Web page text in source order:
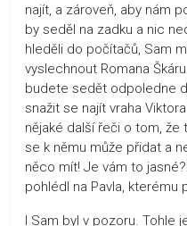
najít, a zároveň, aby nám
by seděl na zadku a nic
hleděli do počítačů, Sam
vyslechnout Romana
budete sedět odpoledne
snažit se najít vraha
nějaké další řeči o tom, že
se k němu může přidat a
něco mít! Je vám to
pohlédl na Pavla, kterému
I Sam byl v pozoru. Tohle